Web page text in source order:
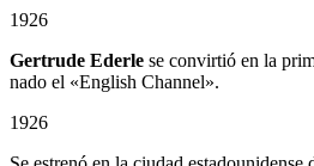
1926
Gertrude Ederle se convirtió en la
nado el «English Channel».
1926